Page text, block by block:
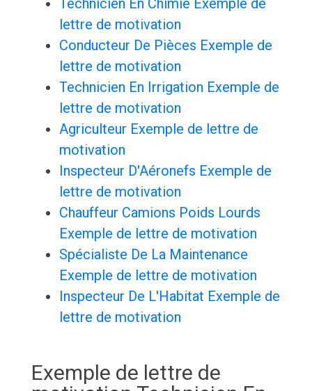
Technicien En Chimie Exemple de
lettre de motivation
Conducteur De Pièces Exemple de
lettre de motivation
Technicien En Irrigation Exemple de
lettre de motivation
Agriculteur Exemple de lettre de
motivation
Inspecteur D'Aéronefs Exemple de
lettre de motivation
Chauffeur Camions Poids Lourds
Exemple de lettre de motivation
Spécialiste De La Maintenance
Exemple de lettre de motivation
Inspecteur De L'Habitat Exemple de
lettre de motivation
Exemple de lettre de